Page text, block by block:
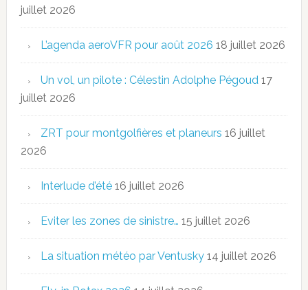
juillet 2026
L’agenda aeroVFR pour août 2026 18 juillet 2026
Un vol, un pilote : Célestin Adolphe Pégoud 17
juillet 2026
ZRT pour montgolfières et planeurs 16 juillet
2026
Interlude d’été 16 juillet 2026
Eviter les zones de sinistre… 15 juillet 2026
La situation météo par Ventusky 14 juillet 2026